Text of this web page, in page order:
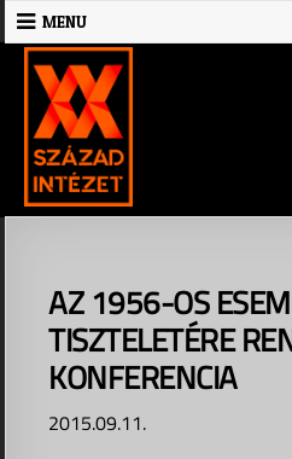
Skip
to
content
MENU
AZ 1956-OS
TISZTELETÉRE
KONFERENCIA
2015.09.11.